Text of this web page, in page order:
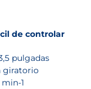
de controlar
pulgadas
giratorio
min-1